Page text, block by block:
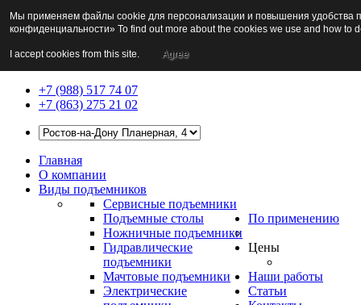
+7 (988) 517 74 07
+7 (863) 275 21 02
Главная
О компании
Виды подъемников
Сервисные подъемники
Подъемные столы
Ножничные подъемники
Гидравлические
подъемники
Мачтовые подъемники
Электрические
По применению
Цены
Наши работы
Статьи
Мы применяем файлы cookie для персонализации и повышения удобства
конфиденциальности» To find out more about the cookies we use and how to
I accept cookies from this site. Agree